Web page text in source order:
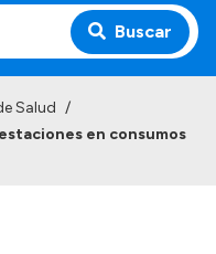
Buscar
Salud /
en consumos